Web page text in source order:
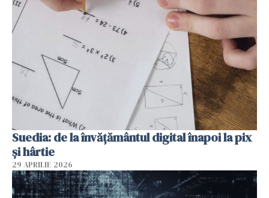
Suedia: de la învățământul digital înapoi la pix
și hârtie
29 APRILIE 2026